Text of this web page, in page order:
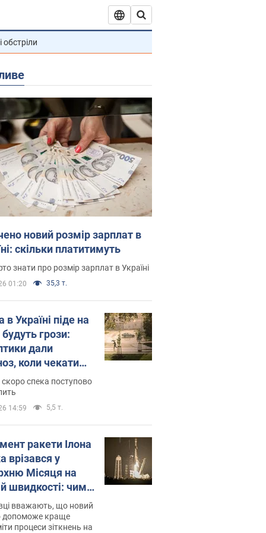
обстріли
новий розмір зарплат в
скільки платитимуть
знати про розмір зарплат в Україні
01:20 35,3 т.
в Україні піде на
грози:
дали
коли чекати
погоди
скоро спека поступово
14:59 5,5 т.
ракети Ілона
врізався у
Місяця на
швидкості: чим
вважають, що новий
допоможе краще
процеси зіткнень на